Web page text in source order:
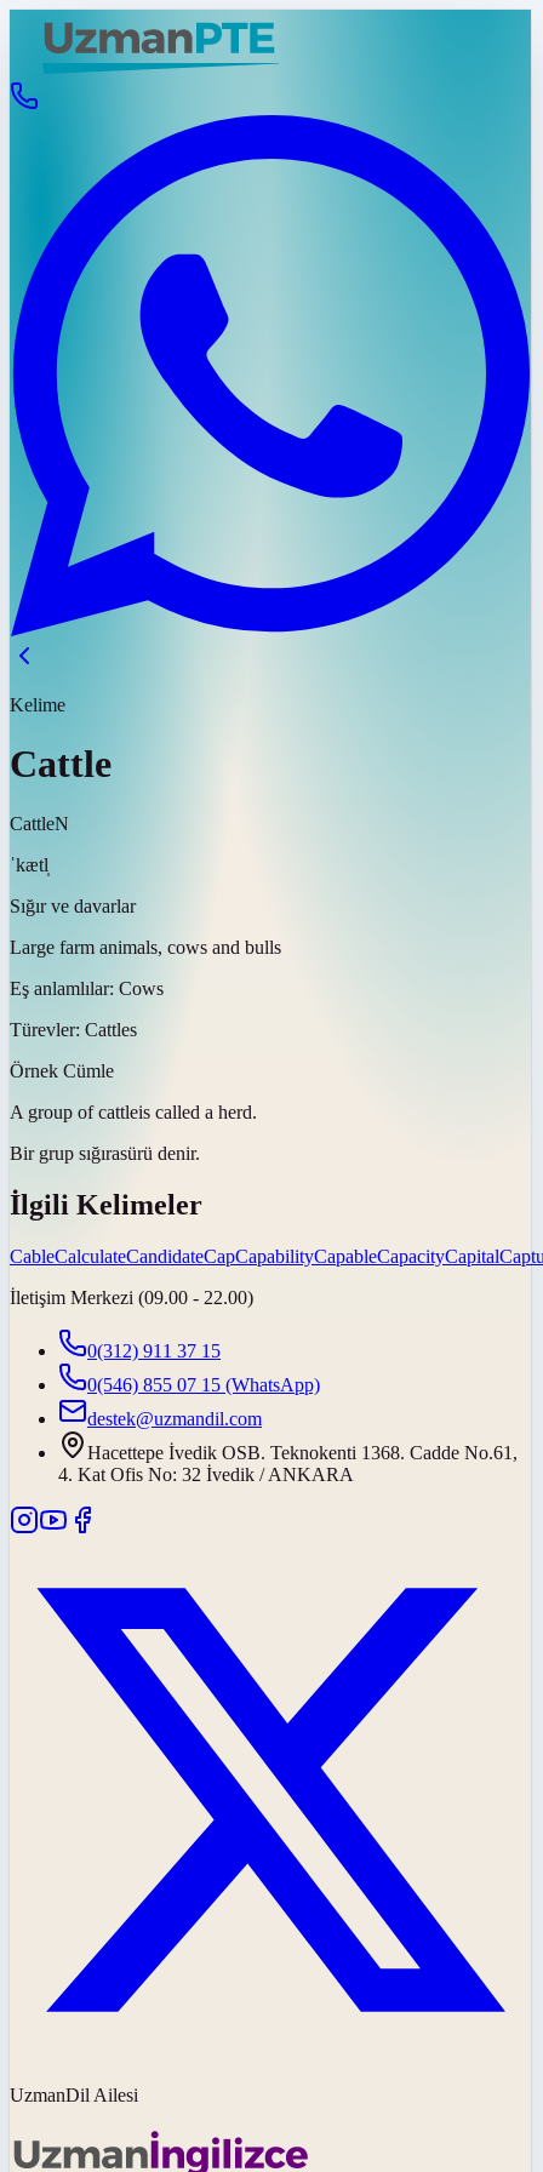
Kelime
Cattle
CattleN
ˈkætl̩
Sığır ve davarlar
Large farm animals, cows and bulls
Eş anlamlılar: Cows
Türevler: Cattles
Örnek Cümle
A group of cattleis called a herd.
Bir grup sığırasürü denir.
İlgili Kelimeler
CableCalculateCandidateCapCapabilityCapableCapacityCapital
İletişim Merkezi (09.00 - 22.00)
0(312) 911 37 15
0(546) 855 07 15 (WhatsApp)
destek@uzmandil.com
Hacettepe İvedik OSB. Teknokenti 1368. Cadde No.61,
4. Kat Ofis No: 32 İvedik / ANKARA
UzmanDil Ailesi